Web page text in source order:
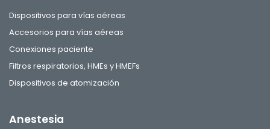
Dispositivos para vías aéreas
Accesorios para vías aéreas
Conexiones paciente
Filtros respiratorios, HMEs y HMEFs
Dispositivos de atomización
Anestesia